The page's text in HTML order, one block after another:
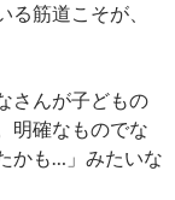
筋道こそが、
さんが子どもの
明確なものでな
かも…」みたいな